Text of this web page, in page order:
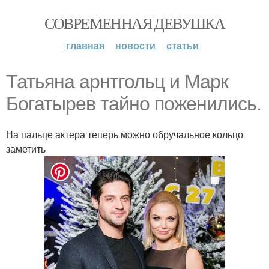
СОВРЕМЕННАЯ ДЕВУШКА
главная новости статьи
Татьяна арнтгольц и Марк
Богатырев тайно поженились.
На пальце актера теперь можно обручальное кольцо
заметить